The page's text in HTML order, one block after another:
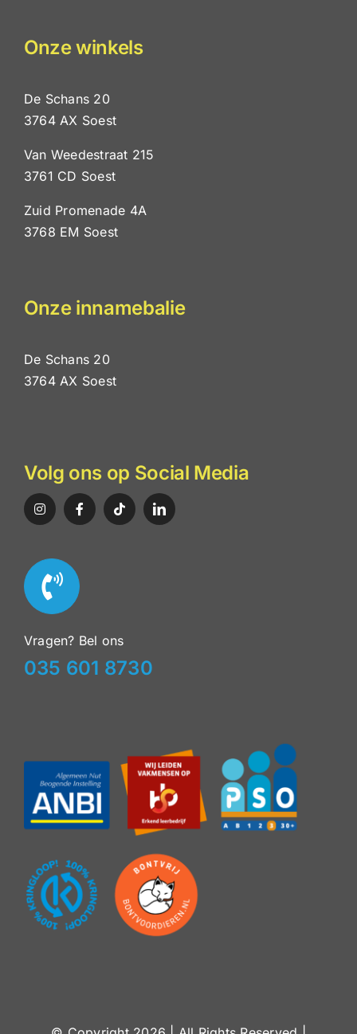
Onze winkels
De Schans 20
3764 AX Soest
Van Weedestraat 215
3761 CD Soest
Zuid Promenade 4A
3768 EM Soest
Onze innamebalie
De Schans 20
3764 AX Soest
Volg ons op Social Media
Vragen? Bel ons
035 601 8730